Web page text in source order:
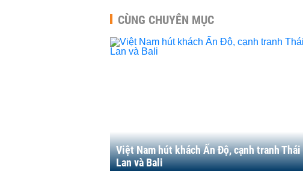
CÙNG CHUYÊN MỤC
Việt Nam hút khách Ấn Độ, cạnh tranh Thái
Lan và Bali